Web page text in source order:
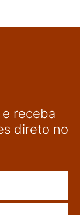
receba
direto no